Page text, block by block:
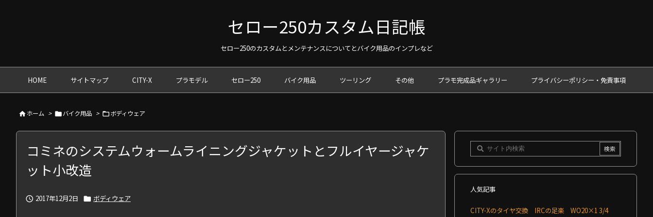
セロー250カスタム日記帳
セロー250のカスタムとメンテナンスについてとバイク用品のインプレなど
HOME サイトマップ CITY-X プラモデル セロー250 バイク用品 ツーリング その他 プラモ完成品ギャラリー プライバシーポリシー・免責事項
ホーム > バイク用品 > ボディウェア
コミネのシステムウォームライニングジャケットとフルイヤージャケ
ット小改造
 2017年12月2日  ボディウェア
人気記事
CITY-Xのタイヤ交換 IRCの足楽 WO20×1 3/4